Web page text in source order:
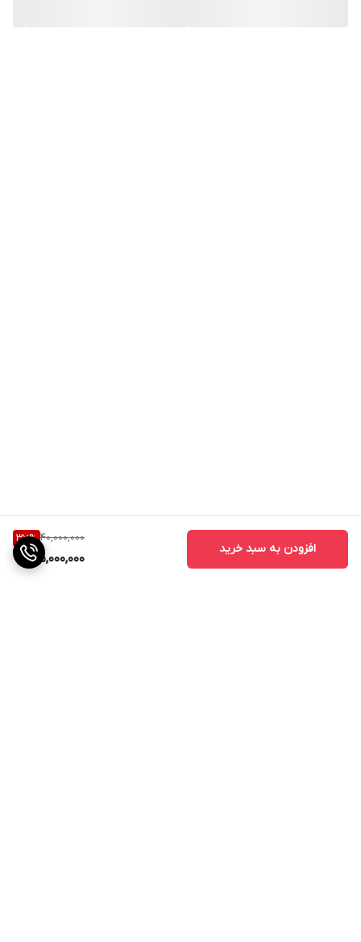
40,000,000
37%
25,000,000
افزودن به سبد خرید